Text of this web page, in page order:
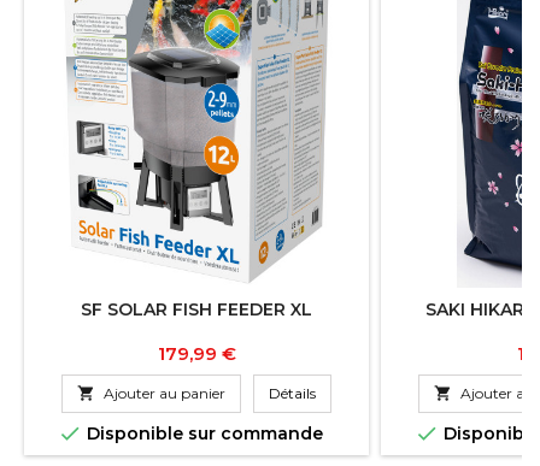
SF SOLAR FISH FEEDER XL
Prix
179,99 €
 Ajouter au panier Détails
 Disponible sur commande
SAKI HIKARI
 Ajouter au
